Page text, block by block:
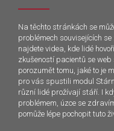
Na těchto stránkách se
problémech souvisejících
najdete videa, kde lidé
zkušeností pacientů se
porozumět tomu, jaké to je
pro vás spustili modul
různí lidé prožívají stáří. I
problémem, úzce se
pomůže lépe pochopit tuto